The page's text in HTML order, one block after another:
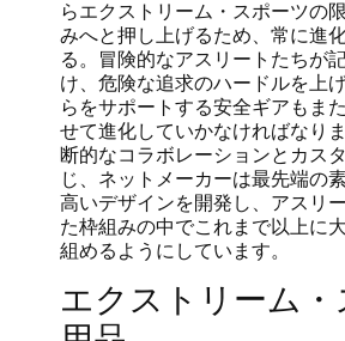
らエクストリーム・スポーツの
みへと押し上げるため、常に進
る。冒険的なアスリートたちが
け、危険な追求のハードルを上
らをサポートする安全ギアもま
せて進化していかなければなり
断的なコラボレーションとカス
じ、ネットメーカーは最先端の
高いデザインを開発し、アスリ
た枠組みの中でこれまで以上に
組めるようにしています。
エクストリーム・